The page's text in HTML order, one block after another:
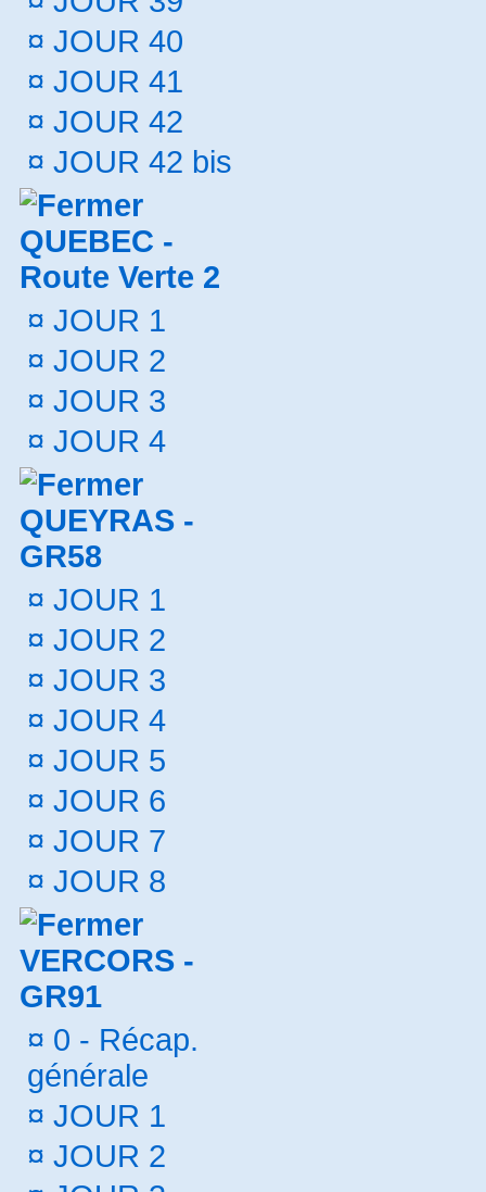
¤ JOUR 40
¤ JOUR 41
¤ JOUR 42
¤ JOUR 42 bis
QUEBEC -
Route Verte 2
¤ JOUR 1
¤ JOUR 2
¤ JOUR 3
¤ JOUR 4
QUEYRAS -
GR58
¤ JOUR 1
¤ JOUR 2
¤ JOUR 3
¤ JOUR 4
¤ JOUR 5
¤ JOUR 6
¤ JOUR 7
¤ JOUR 8
VERCORS -
GR91
¤ 0 - Récap.
générale
¤ JOUR 1
¤ JOUR 2